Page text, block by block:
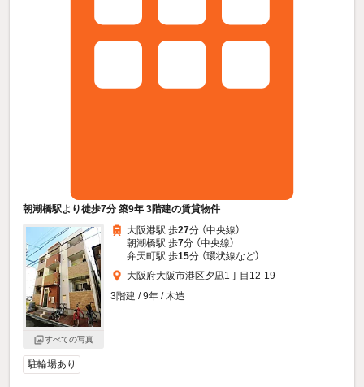
朝潮橋駅より徒歩7分 築9年 3階建の賃貸物件
すべての写真
大阪港駅 歩27分 （中央線）
朝潮橋駅 歩7分 （中央線）
弁天町駅 歩15分 （環状線など）
大阪府大阪市港区夕凪1丁目12-19
3階建 / 9年 / 木造
駐輪場あり